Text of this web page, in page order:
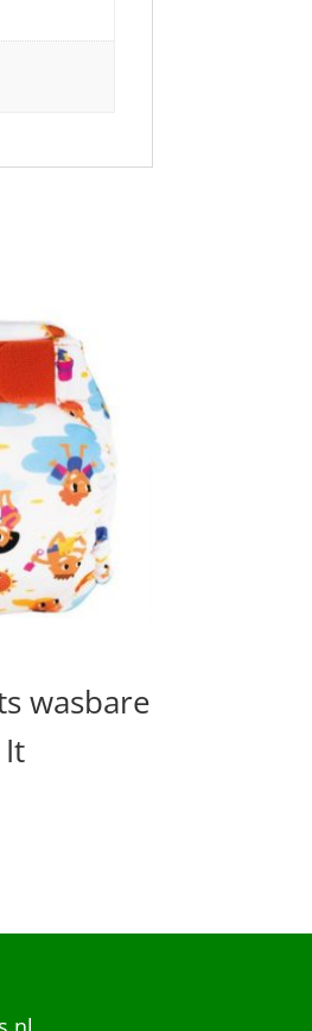
wasbare